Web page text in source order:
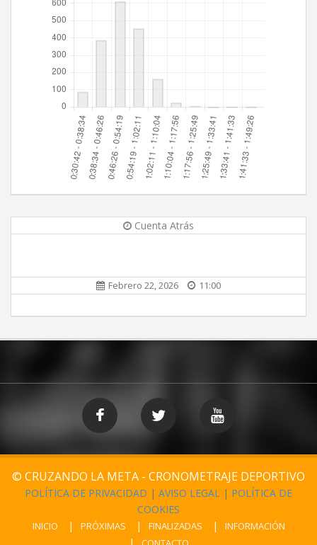
Cuenta Atrás
Febrero 22, 2026 11:00
© CRUZANDO LA META - CRONOMETRAJE DEPORTIVO
POLÍTICA DE PRIVACIDAD | AVISO LEGAL | POLÍTICA DE
COOKIES
INICIO PRÓXIMAS FINALIZADAS
INFORMACIÓN